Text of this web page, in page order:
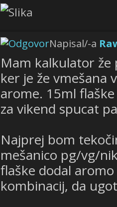
Napisal/-a
Mam kalkulator
ker je že vmešana
arome. 15ml
za vikend spucat
Najprej bom
mešanico pg/vg/
flaške dodal
kombinacij, da